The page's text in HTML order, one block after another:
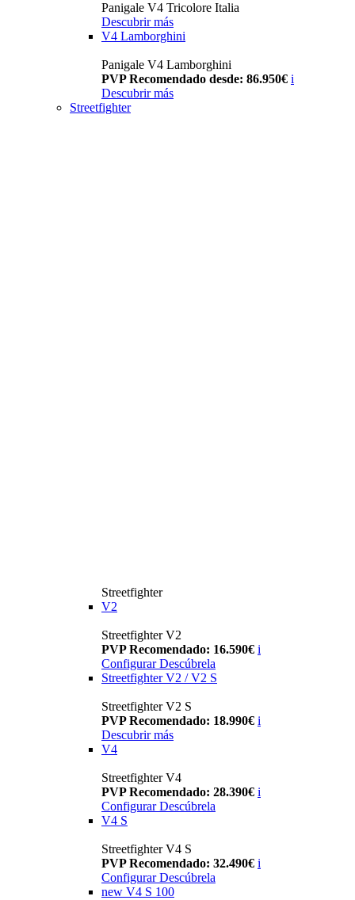
Panigale V4 Tricolore Italia
Descubrir más
V4 Lamborghini
Panigale V4 Lamborghini
PVP Recomendado desde: 86.950€ i
Descubrir más
Streetfighter
Streetfighter
V2
Streetfighter V2
PVP Recomendado: 16.590€ i
Configurar Descúbrela
Streetfighter V2 / V2 S
Streetfighter V2 S
PVP Recomendado: 18.990€ i
Descubrir más
V4
Streetfighter V4
PVP Recomendado: 28.390€ i
Configurar Descúbrela
V4 S
Streetfighter V4 S
PVP Recomendado: 32.490€ i
Configurar Descúbrela
new V4 S 100